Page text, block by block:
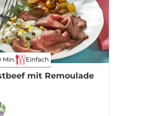
Min. Einfach
mit Remoulade